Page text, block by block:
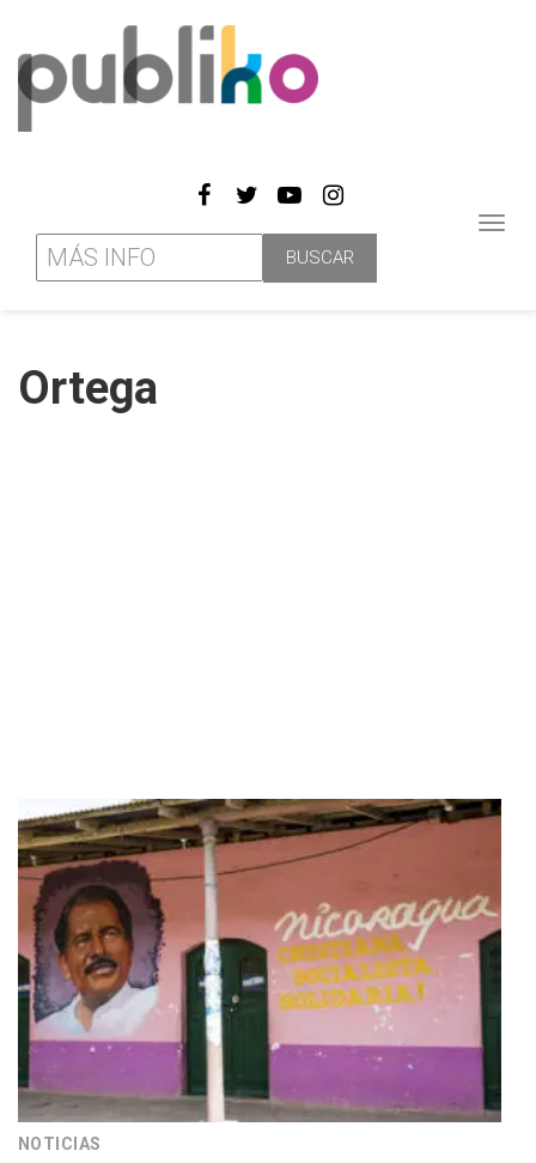
Ortega
NOTICIAS